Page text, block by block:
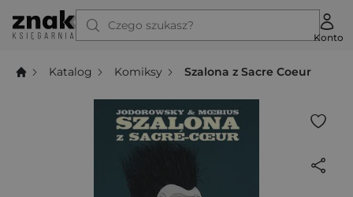
Czego szukasz?
Konto
Katalog Komiksy Szalona z Sacre Coeur